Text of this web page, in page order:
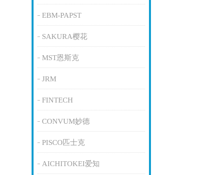
EBM-PAPST
SAKURA樱花
MST恩斯克
JRM
FINTECH
CONVUM妙德
PISCO匹士克
AICHITOKEI爱知